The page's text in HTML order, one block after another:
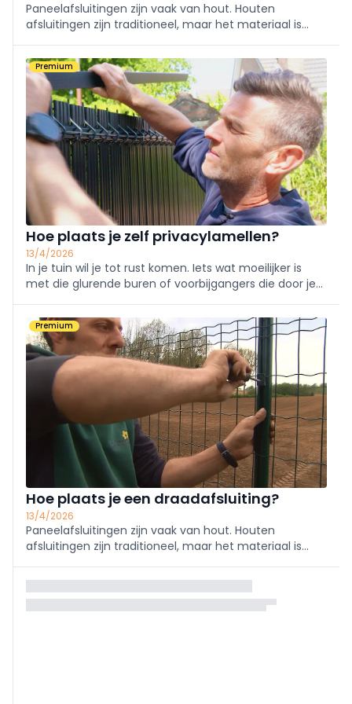
Paneelafsluitingen zijn vaak van hout. Houten
afsluitingen zijn traditioneel, maar het materiaal is
verticale houtpanelen kiezen en je tuin een strakke
look geven. Daarnaast heb je uiteraard ook pv
Premium
Hoe plaats je zelf privacylamellen?
13/4/2026
In je tuin wil je tot rust komen. Iets wat moeilijker is
met die glurende buren of voorbijgangers die door je
manier om daar komaf mee te maken. Maar hoe kies
je de geschikte methode? En kan je ze
Premium
Hoe plaats je een draadafsluiting?
13/4/2026
Paneelafsluitingen zijn vaak van hout. Houten
afsluitingen zijn traditioneel, maar het materiaal is
verticale houtpanelen kiezen en je tuin een strakke
look geven. De houtsoorten die gebruikt worde